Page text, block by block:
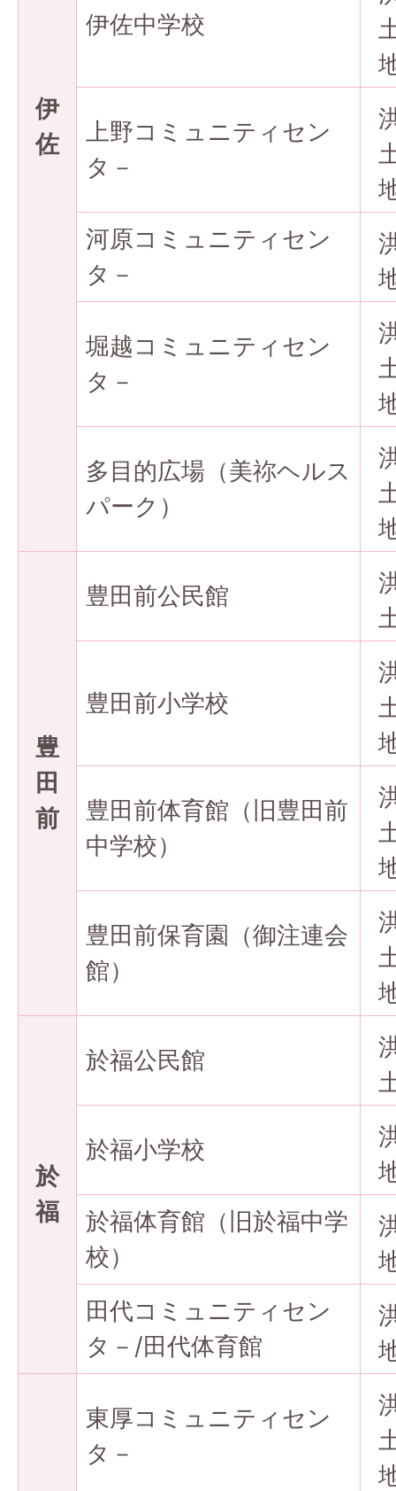
伊
佐
伊佐中学校
上野コミュニティセン
タ－
河原コミュニティセン
タ－
堀越コミュニティセン
タ－
多目的広場（美祢ヘルス
パーク）
豊
田
前
豊田前公民館
豊田前小学校
豊田前体育館（旧豊田前
中学校）
豊田前保育園（御注連会
館）
於
福
於福公民館
於福小学校
於福体育館（旧於福中学
校）
田代コミュニティセン
タ－/田代体育館
東厚コミュニティセン
タ－